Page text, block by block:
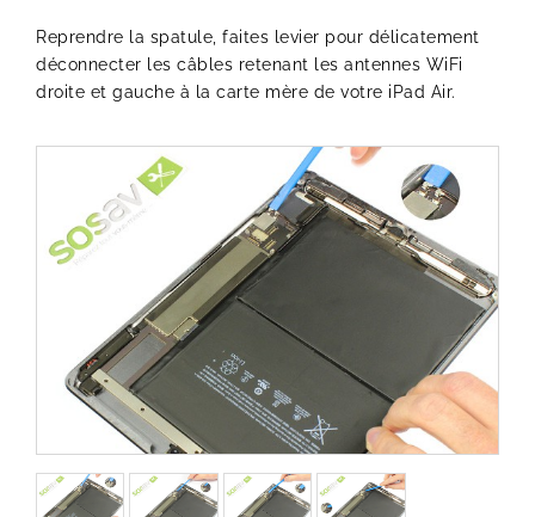
Reprendre la spatule, faites levier pour délicatement
déconnecter les câbles retenant les antennes WiFi
droite et gauche à la carte mère de votre iPad Air.